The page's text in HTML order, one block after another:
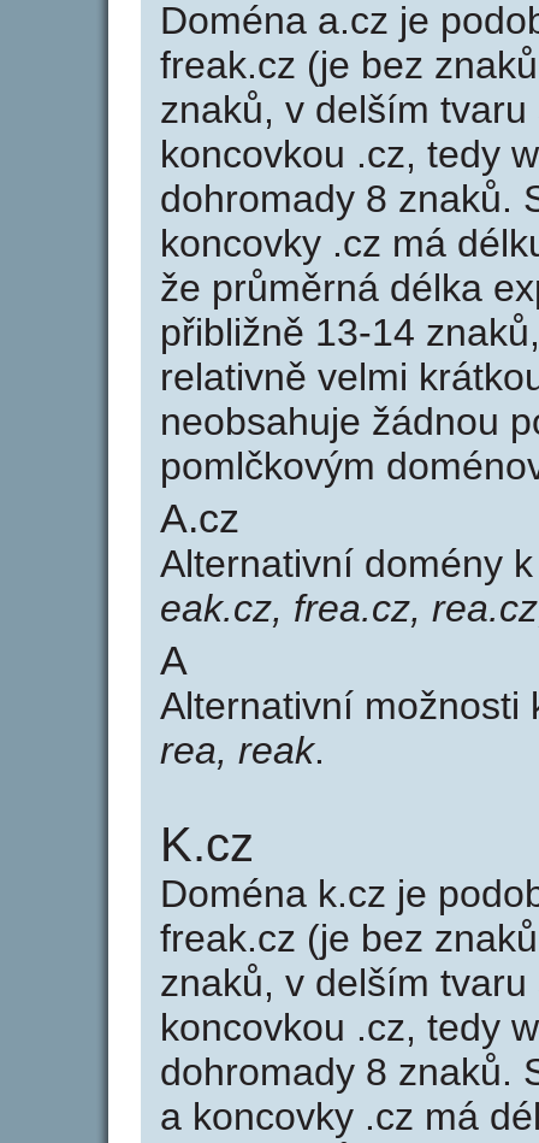
Doména a.cz je
freak.cz (je bez
znaků, v delším
koncovkou .cz, tedy
dohromady 8 znaků.
koncovky .cz má
že průměrná délka
přibližně 13-14
relativně velmi
neobsahuje žádnou
pomlčkovým
A.cz
Alternativní domény
eak.cz, frea.cz,
A
Alternativní možnosti
rea, reak.
K.cz
Doména k.cz je
freak.cz (je bez
znaků, v delším
koncovkou .cz, tedy
dohromady 8 znaků.
a koncovky .cz má